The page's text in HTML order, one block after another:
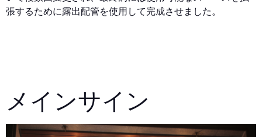
張するために露出配管を使用して完成させました。
メインサイン